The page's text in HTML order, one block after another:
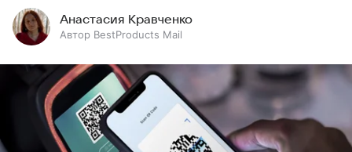
Анастасия Кравченко
Автор BestProducts Mail